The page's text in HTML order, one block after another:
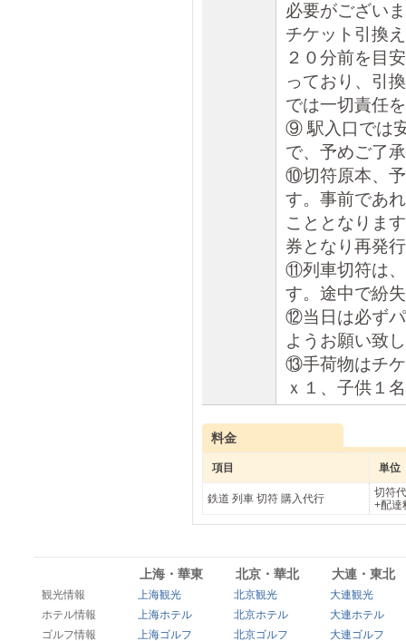
必要がござい
チケット引換
２０分前を目
っており、引
では一切責任
⑨ 駅入口では
で、予めご了
⑩切符原本、予
す。事前であ
こととなりま
券となり再発
⑪列車切符は、
す。途中で紛
⑫当日は必ずパ
ようお願い致
⑬手荷物はチケ
ｘ１、子供１
料金
項目 単位
鉄道 列車 切符 購入代行
切符
+配達
上海・華東 北京・華北 大連・東北
観光情報 上海観光 北京観光
大連観光
ホテル情報
上海ホテル 北京ホテル
大連ホテル
ゴルフ情報
上海ゴルフ 北京ゴルフ 大連ゴルフ